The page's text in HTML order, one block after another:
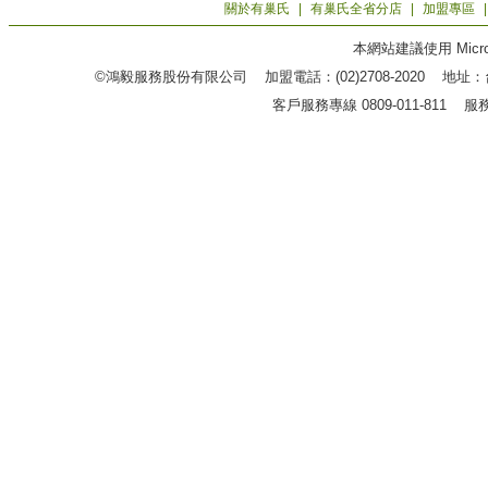
關於有巢氏 有巢氏全省分店 加盟專區
本網站建議使用
©鴻毅服務股份有限公司 加盟電話：(02)2708-2020 地址
客戶服務專線 0809-011-811